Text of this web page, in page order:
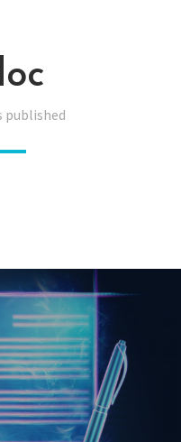
published